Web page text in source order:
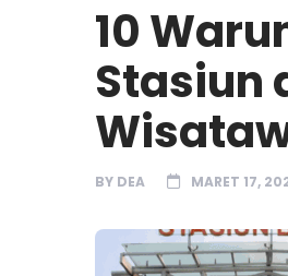
10
Stasiun
BY DEA MARET 17,